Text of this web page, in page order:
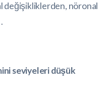
değişikliklerden, nöronal
seviyeleri düşük